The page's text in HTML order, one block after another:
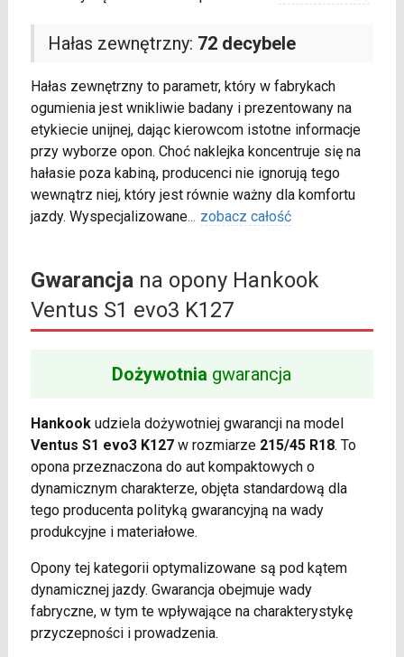
Hałas zewnętrzny: 72 decybele
Hałas zewnętrzny to parametr, który w fabrykach
ogumienia jest wnikliwie badany i prezentowany na
etykiecie unijnej, dając kierowcom istotne informacje
przy wyborze opon. Choć naklejka koncentruje się na
hałasie poza kabiną, producenci nie ignorują tego
wewnątrz niej, który jest równie ważny dla komfortu
jazdy. Wyspecjalizowane... zobacz całość
Gwarancjana opony Hankook
Ventus S1 evo3 K127
Dożywotnia gwarancja
Hankookudziela dożywotniej gwarancji na model
Ventus S1 evo3 K127w rozmiarze 215/45 R18. To
opona przeznaczona do aut kompaktowych o
dynamicznym charakterze, objęta standardową dla
tego producenta polityką gwarancyjną na wady
produkcyjne i materiałowe.
Opony tej kategorii optymalizowane są pod kątem
dynamicznej jazdy. Gwarancja obejmuje wady
fabryczne, w tym te wpływające na charakterystykę
przyczepności i prowadzenia.